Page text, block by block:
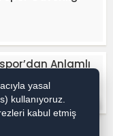
Anlamlı
yasal
kullanıyoruz.
kabul etmiş
İhbar / Reklam